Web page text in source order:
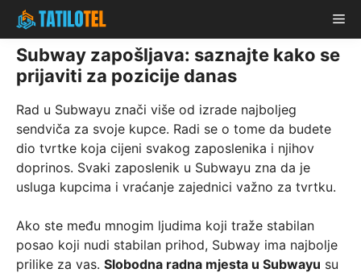
Skip
content
Subway zapošljava: saznajte kako se
prijaviti za pozicije danas
Rad u Subwayu znači više od izrade najboljeg
sendviča za svoje kupce. Radi se o tome da budete
dio tvrtke koja cijeni svakog zaposlenika i njihov
doprinos. Svaki zaposlenik u Subwayu zna da je
usluga kupcima i vraćanje zajednici važno za tvrtku.
Ako ste među mnogim ljudima koji traže stabilan
posao koji nudi stabilan prihod, Subway ima najbolje
prilike za vas. Slobodna radna mjesta u Subwayu su